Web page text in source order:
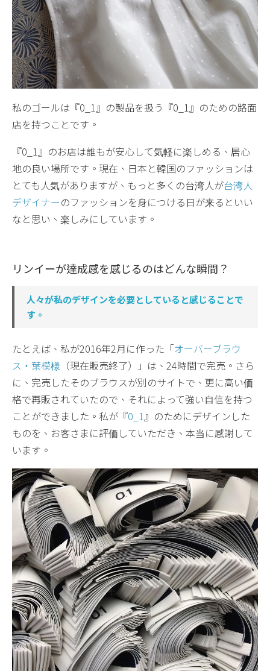
私のゴールは『0_1』の製品を扱う『0_1』のための路面
店を持つことです。
『0_1』のお店は誰もが安心して気軽に楽しめる、居心
地の良い場所です。現在、日本と韓国のファッションは
とても人気がありますが、もっと多くの台湾人が台湾人
デザイナーのファッションを身につける日が来るといい
なと思い、楽しみにしています。
リンイーが達成感を感じるのはどんな瞬間？
人々が私のデザインを必要としていると感じることで
す。
たとえば、私が2016年2月に作った「オーバーブラウ
ス・葉模様 （現在販売終了）」は、24時間で完売。さら
に、完売したそのブラウスが別のサイトで、更に高い価
格で再販されていたので、それによって強い自信を持つ
ことができました。私が『0_1』のためにデザインした
ものを、お客さまに評価していただき、本当に感謝して
います。